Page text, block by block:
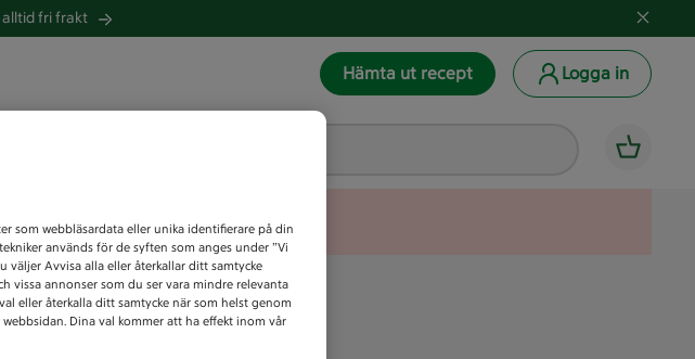
alltid fri frakt
Hämta ut recept Logga in
Unknown error
som webbläsardata eller unika identifierare på din
används för de syften som anges under ”Vi
väljer Avvisa alla eller återkallar ditt samtycke
vissa annonser som du ser vara mindre relevanta
eller återkalla ditt samtycke när som helst genom
Dina val kommer att ha effekt inom vår